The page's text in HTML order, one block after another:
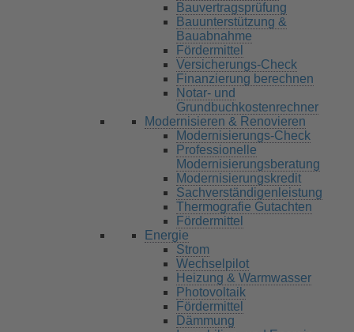
Bauvertragsprüfung
Bauunterstützung &
Bauabnahme
Fördermittel
Versicherungs-Check
Finanzierung berechnen
Notar- und
Grundbuchkostenrechner
Modernisieren & Renovieren
Modernisierungs-Check
Professionelle
Modernisierungsberatung
Modernisierungskredit
Sachverständigenleistung
Thermografie Gutachten
Fördermittel
Energie
Strom
Wechselpilot
Heizung & Warmwasser
Photovoltaik
Fördermittel
Dämmung